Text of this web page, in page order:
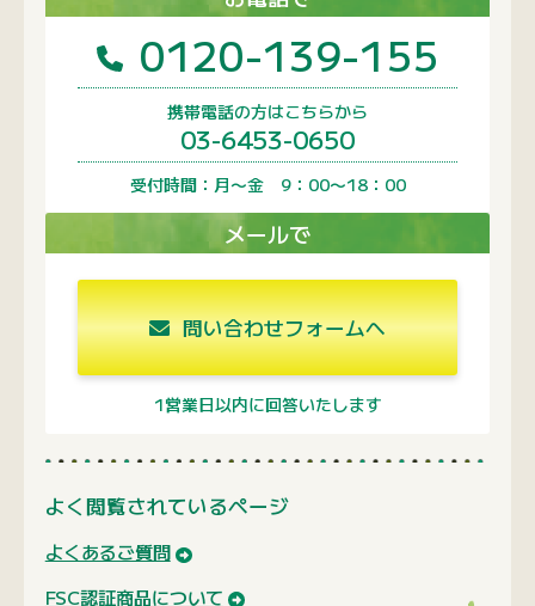
問い合わせフォームへ
1営業日以内に回答いたします
よく閲覧されているページ
FSC認証商品について
会社案内